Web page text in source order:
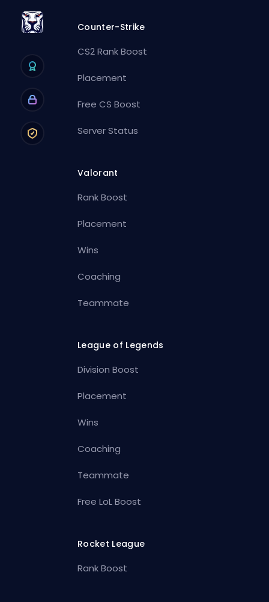
Counter-Strike
CS2 Rank Boost
Placement
Free CS Boost
Server Status
Valorant
Rank Boost
Placement
Wins
Coaching
Teammate
League of Legends
Division Boost
Placement
Wins
Coaching
Teammate
Free LoL Boost
Rocket League
Rank Boost